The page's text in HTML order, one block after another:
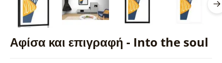
Αφίσα και επιγραφή - Into the soul